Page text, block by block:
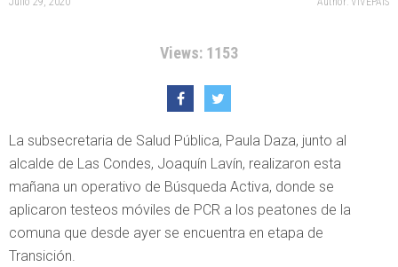
Views: 1153
La subsecretaria de Salud Pública, Paula Daza, junto al
alcalde de Las Condes, Joaquín Lavín, realizaron esta
mañana un operativo de Búsqueda Activa, donde se
aplicaron testeos móviles de PCR a los peatones de la
comuna que desde ayer se encuentra en etapa de
Transición.